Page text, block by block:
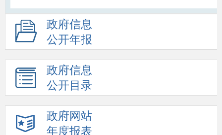
政府信息
公开年报
政府信息
公开目录
政府网站
年度报表